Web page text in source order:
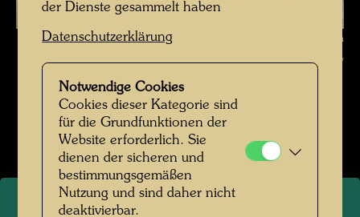
Hundertwasser mit Dietmar-Schönherr , Fotograf: Unbekannt Unknown
© Hundertwasser Archiv
Hundertwasser in den 1970er-Jahren
Bildergalerie öffnen
der Dienste gesammelt haben
Datenschutzerklärung
Notwendige Cookies
Cookies dieser Kategorie sind
für die Grundfunktionen der
Website erforderlich. Sie
dienen der sicheren und
bestimmungsgemäßen
Nutzung und sind daher nicht
deaktivierbar.